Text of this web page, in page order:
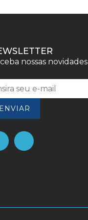
nossas novidades
ENVIAR